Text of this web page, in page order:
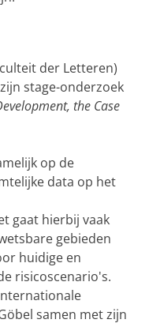
der Letteren)
stage-onderzoek
the Case
op de
data op het
gaat hierbij vaak
gebieden
huidige en
risicoscenario's.
samen met zijn